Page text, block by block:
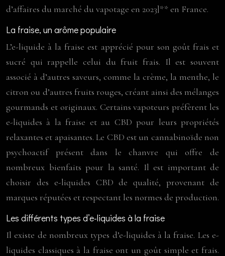
d’affaires du marché du vapotage en 2023]** en France.
La fraise, un arôme populaire
L’e-liquide à la fraise est apprécié pour son goût frais et
sucré qui rappelle celui du fruit frais. Il est souvent
associé à d’autres saveurs, comme la crème, la menthe, le
citron ou d’autres fruits rouges, créant ainsi des mélanges
gourmands et originaux. Certains vapoteurs préfèrent les
e-liquides à la fraise et au CBD pour leurs propriétés
relaxantes et apaisantes. Le CBD est un cannabinoïde non
psychoactif présent dans le chanvre qui offre de
nombreux bienfaits pour la santé. Il est important de
choisir des e-liquides CBD de qualité, provenant de
marques réputées et respectant les normes de production.
Les différents types d’e-liquides à la fraise
Il existe de nombreux types d’e-liquides à la fraise. Les e-
liquides classiques à la fraise ont un goût simple et frais.